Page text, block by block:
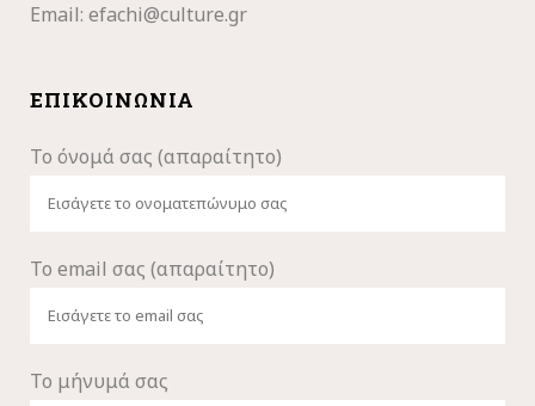
Email: efachi@culture.gr
ΕΠΙΚΟΙΝΩΝΊΑ
Το όνομά σας (απαραίτητο)
Το email σας (απαραίτητο)
Το μήνυμά σας